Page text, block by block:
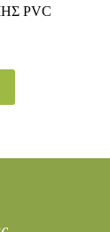
PVC